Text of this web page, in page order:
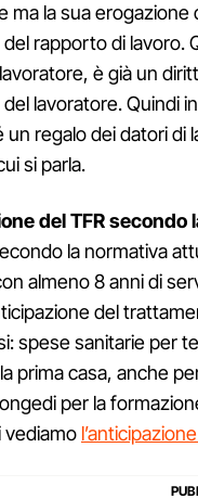
ma la sua
rapporto di lavoro.
è già un
lavoratore. Quindi
un regalo dei datori di
si parla.
del TFR
la normativa
almeno 8 anni di
del
spese sanitarie per
prima casa, anche
per la
vediamo